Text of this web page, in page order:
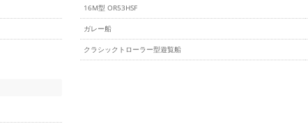
16M型 OR53HSF
ガレー船
クラシックトローラー型遊覧船